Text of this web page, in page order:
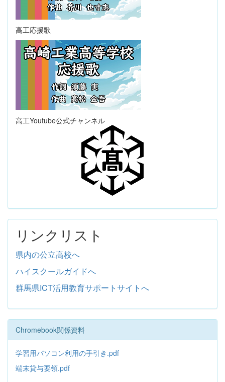
高工応援歌
高工Youtube公式チャンネル
リンクリスト
県内の公立高校へ
ハイスクールガイドへ
群馬県ICT活用教育サポートサイトへ
Chromebook関係資料
学習用パソコン利用の手引き.pdf
端末貸与要領.pdf